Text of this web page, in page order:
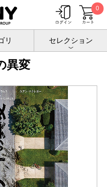
0
リ セレクション
オークストリートの異変
異変